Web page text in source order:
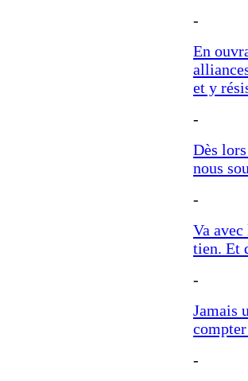
-
En
et y
-
Dès
nous
-
Va
tien. Et
-
Jamais
-